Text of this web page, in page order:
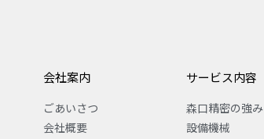
会社案内
ごあいさつ
会社概要
サービス内容
森口精密の強み
設備機械